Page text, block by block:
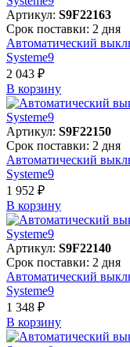
Артикул: S9F22163
Срок поставки: 2 дня
Автоматический
Systeme9
2 043 ₽
В корзинy
Артикул: S9F22150
Срок поставки: 2 дня
Автоматический
Systeme9
1 952 ₽
В корзинy
Артикул: S9F22140
Срок поставки: 2 дня
Автоматический
Systeme9
1 348 ₽
В корзинy